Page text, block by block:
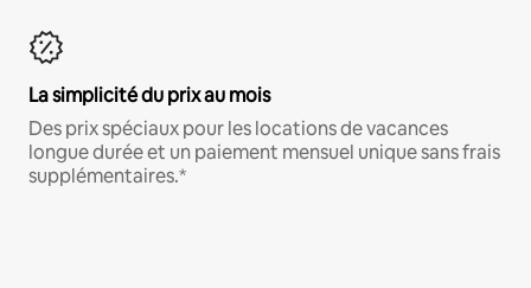
La simplicité du prix au mois
Des prix spéciaux pour les locations de vacances
longue durée et un paiement mensuel unique sans frais
supplémentaires.*